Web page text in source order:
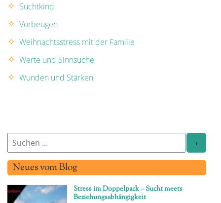
Suchtkind
Vorbeugen
Weihnachtsstress mit der Familie
Werte und Sinnsuche
Wunden und Stärken
Neues vom Blog
Stress im Doppelpack – Sucht meets
Beziehungsabhängigkeit